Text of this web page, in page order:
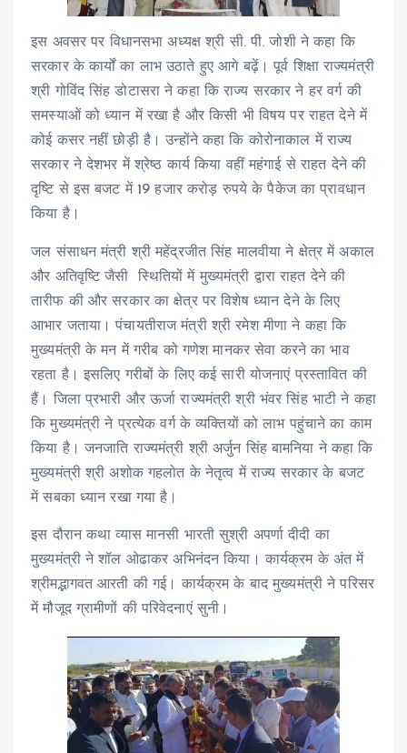
इस अवसर पर विधानसभा अध्यक्ष श्री सी. पी. जोशी ने कहा कि
सरकार के कार्यों का लाभ उठाते हुए आगे बढ़ें। पूर्व शिक्षा राज्यमंत्री
श्री गोविंद सिंह डोटासरा ने कहा कि राज्य सरकार ने हर वर्ग की
समस्याओं को ध्यान में रखा है और किसी भी विषय पर राहत देने में
कोई कसर नहीं छोड़ी है। उन्होंने कहा कि कोरोनाकाल में राज्य
सरकार ने देशभर में श्रेष्ठ कार्य किया वहीं महंगाई से राहत देने की
दृष्टि से इस बजट में 19 हजार करोड़ रुपये के पैकेज का प्रावधान
किया है।
जल संसाधन मंत्री श्री महेंद्रजीत सिंह मालवीया ने क्षेत्र में अकाल
और अतिवृष्टि जैसी स्थितियों में मुख्यमंत्री द्वारा राहत देने की
तारीफ की और सरकार का क्षेत्र पर विशेष ध्यान देने के लिए
आभार जताया। पंचायतीराज मंत्री श्री रमेश मीणा ने कहा कि
मुख्यमंत्री के मन में गरीब को गणेश मानकर सेवा करने का भाव
रहता है। इसलिए गरीबों के लिए कई सारी योजनाएं प्रस्तावित की
हैं। जिला प्रभारी और ऊर्जा राज्यमंत्री श्री भंवर सिंह भाटी ने कहा
कि मुख्यमंत्री ने प्रत्येक वर्ग के व्यक्तियों को लाभ पहुंचाने का काम
किया है। जनजाति राज्यमंत्री श्री अर्जुन सिंह बामनिया ने कहा कि
मुख्यमंत्री श्री अशोक गहलोत के नेतृत्व में राज्य सरकार के बजट
में सबका ध्यान रखा गया है।
इस दौरान कथा व्यास मानसी भारती सुश्री अपर्णा दीदी का
मुख्यमंत्री ने शॉल ओढाकर अभिनंदन किया। कार्यक्रम के अंत में
श्रीमद्भागवत आरती की गई। कार्यक्रम के बाद मुख्यमंत्री ने परिसर
में मौजूद ग्रामीणों की परिवेदनाएं सुनी।